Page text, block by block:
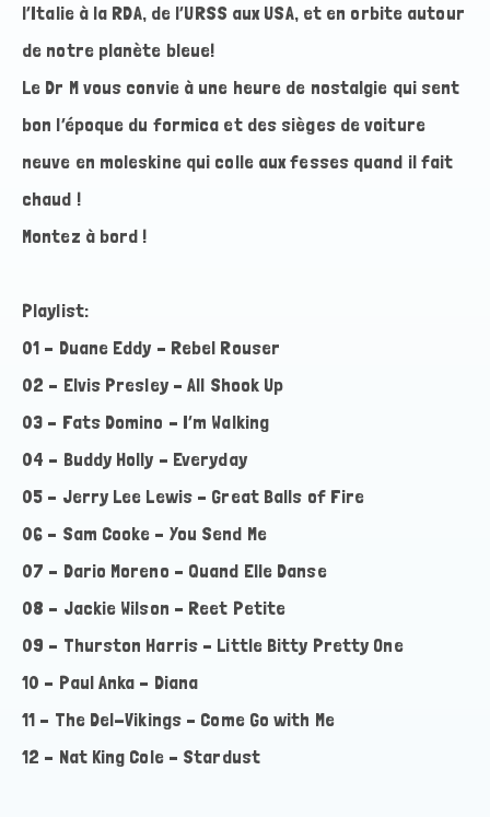
l’Italie à la RDA, de l’URSS aux USA, et en orbite autour
de notre planète bleue!
Le Dr M vous convie à une heure de nostalgie qui sent
bon l’époque du formica et des sièges de voiture
neuve en moleskine qui colle aux fesses quand il fait
chaud !
Montez à bord !
Playlist:
01 – Duane Eddy – Rebel Rouser
02 – Elvis Presley – All Shook Up
03 – Fats Domino – I’m Walking
04 – Buddy Holly – Everyday
05 – Jerry Lee Lewis – Great Balls of Fire
06 – Sam Cooke – You Send Me
07 – Dario Moreno – Quand Elle Danse
08 – Jackie Wilson – Reet Petite
09 – Thurston Harris – Little Bitty Pretty One
10 – Paul Anka – Diana
11 – The Del-Vikings – Come Go with Me
12 – Nat King Cole – Stardust